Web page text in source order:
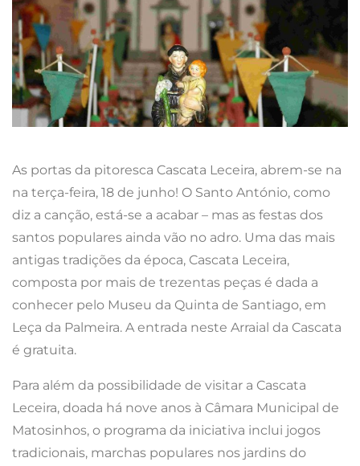
As portas da pitoresca Cascata Leceira, abrem-se na
na terça-feira, 18 de junho! O Santo António, como
diz a canção, está-se a acabar – mas as festas dos
santos populares ainda vão no adro. Uma das mais
antigas tradições da época, Cascata Leceira,
composta por mais de trezentas peças é dada a
conhecer pelo Museu da Quinta de Santiago, em
Leça da Palmeira. A entrada neste Arraial da Cascata
é gratuita.
Para além da possibilidade de visitar a Cascata
Leceira, doada há nove anos à Câmara Municipal de
Matosinhos, o programa da iniciativa inclui jogos
tradicionais, marchas populares nos jardins do